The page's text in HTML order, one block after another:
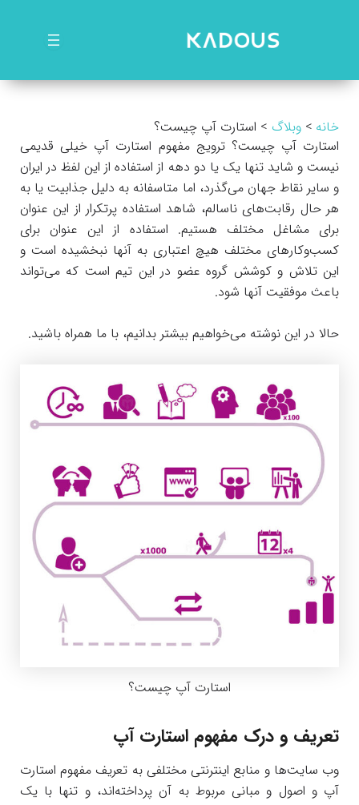
خانه وبلاگ
استارت آپ چیست؟
استارت آپ چیست؟ ترویج مفهوم استارت آپ خیلی قدیمی
نیست و شاید تنها یک یا دو دهه از استفاده از این لفظ در ایران
و سایر نقاط جهان می‌گذرد، اما متاسفانه به دلیل جذابیت یا به
هر حال رقابت‌های ناسالم، شاهد استفاده پرتکرار از این عنوان
برای مشاغل مختلف هستیم. استفاده از این عنوان برای
کسب‌وکارهای مختلف هیچ اعتباری به آنها نبخشیده است و
این تلاش و کوشش گروه عضو در این تیم است که می‌تواند
باعث موفقیت آنها شود.
حالا در این نوشته می‌خواهیم بیشتر بدانیم، با ما همراه باشید.
استارت آپ چیست؟
تعریف و درک مفهوم استارت آپ
وب‌ سایت‌ها و منابع اینترنتی مختلفی به تعریف مفهوم استارت
آپ و اصول و مبانی مربوط به آن پرداخته‌اند، و تنها با یک